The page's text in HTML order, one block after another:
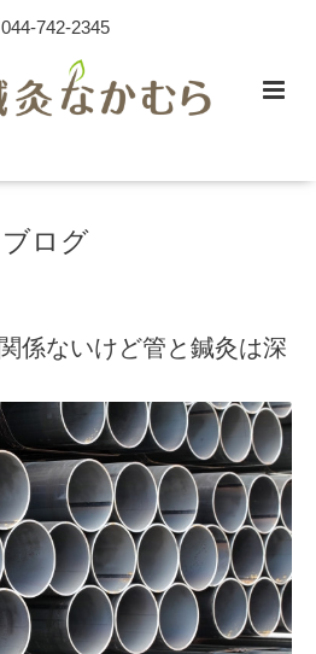
044-742-2345
ブログ
係ないけど管と鍼灸は深